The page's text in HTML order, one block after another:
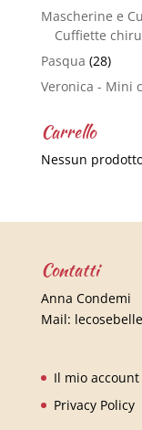
Mascherine e
Cuffiette
Pasqua (28)
Veronica - Mini
Carrello
Nessun
Contatti
Anna Condemi
Mail:
Il mio account
Privacy Policy